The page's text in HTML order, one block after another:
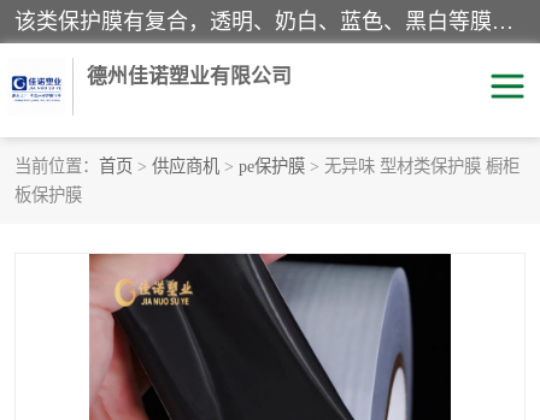
该类保护膜有复合，透明、奶白、蓝色、黑白等膜型。特高粘，高粘，中高粘，中粘，中低粘，低粘等。对于不同的粘力要求有相应的产品相适配。无胶渍残留污染。在较宽的收卷幅度下平整无皱纹，收卷长度大，利于机械化及自动化施工粘贴。为您的产品提供的表面保护解决方案。 产品广泛适用于：铝材、不锈钢、金属、塑料、电子、家电、家具、玻璃、化工材料、装饰材料等。
德州佳诺塑业有限公司
当前位置： 首页 > 供应商机 > pe保护膜 > 无异味 型材类保护膜 橱柜
板保护膜
pe保护膜
地毯保护膜 家具保护膜
拉伸缠绕膜 透明保护膜
黑白保护膜 乳白保护膜